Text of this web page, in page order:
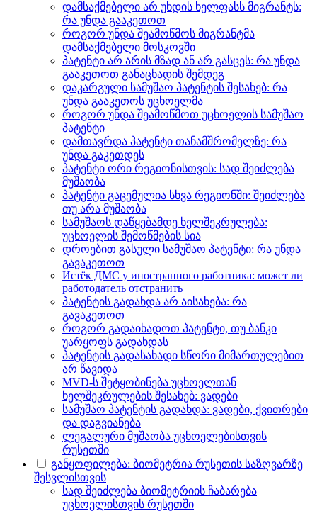
დამსაქმებელი არ უხდის ხელფასს მიგრანტს:
რა უნდა გააკეთოთ
როგორ უნდა შეამოწმოს მიგრანტმა
დამსაქმებელი მოსკოვში
პატენტი არ არის მზად ან არ გასცეს: რა უნდა
გააკეთოთ განაცხადის შემდეგ
დაკარგული სამუშაო პატენტის შესახებ: რა
უნდა გააკეთოს უცხოელმა
როგორ უნდა შეამოწმოთ უცხოელის სამუშაო
პატენტი
დამთავრდა პატენტი თანამშრომელზე: რა
უნდა გაკეთდეს
პატენტი ორი რეგიონისთვის: სად შეიძლება
მუშაობა
პატენტი გაცემულია სხვა რეგიონში: შეიძლება
თუ არა მუშაობა
სამუშაოს დაწყებამდე ხელშეკრულება:
უცხოელის შემოწმების სია
დროებით გასული სამუშაო პატენტი: რა უნდა
გავაკეთოთ
Истёк ДМС у иностранного работника: может ли
работодатель отстранить
პატენტის გადახდა არ აისახება: რა
გავაკეთოთ
როგორ გადაიხადოთ პატენტი, თუ ბანკი
უარყოფს გადახდას
პატენტის გადასახადი სწორი მიმართულებით
არ წავიდა
MVD-ს შეტყობინება უცხოელთან
ხელშეკრულების შესახებ: ვადები
სამუშაო პატენტის გადახდა: ვადები, ქვითრები
და დაგვიანება
ლეგალური მუშაობა უცხოელებისთვის
რუსეთში
განყოფილება: ბიომეტრია რუსეთის საზღვარზე
შესვლისთვის
სად შეიძლება ბიომეტრიის ჩაბარება
უცხოელისთვის რუსეთში